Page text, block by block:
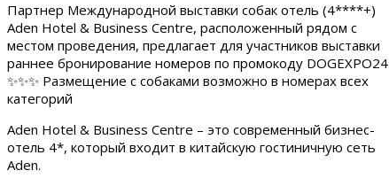
Партнер Международной выставки собак отель (4****+)
Aden Hotel & Business Centre, расположенный рядом с
местом проведения, предлагает для участников выставки
раннее бронирование номеров по промокоду DOGEXPO24
✨✨✨ Размещение с собаками возможно в номерах всех
категорий
Aden Hotel & Business Centre – это современный бизнес-
отель 4*, который входит в китайскую гостиничную сеть
Aden.